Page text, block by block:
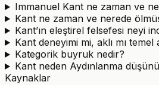
Immanuel Kant ne zaman ve
Kant ne zaman ve nerede
Kant’ın eleştirel felsefesi neyi
Kant deneyimi mi, aklı mı temel
Kategorik buyruk nedir?
Kant neden Aydınlanma
Kaynaklar